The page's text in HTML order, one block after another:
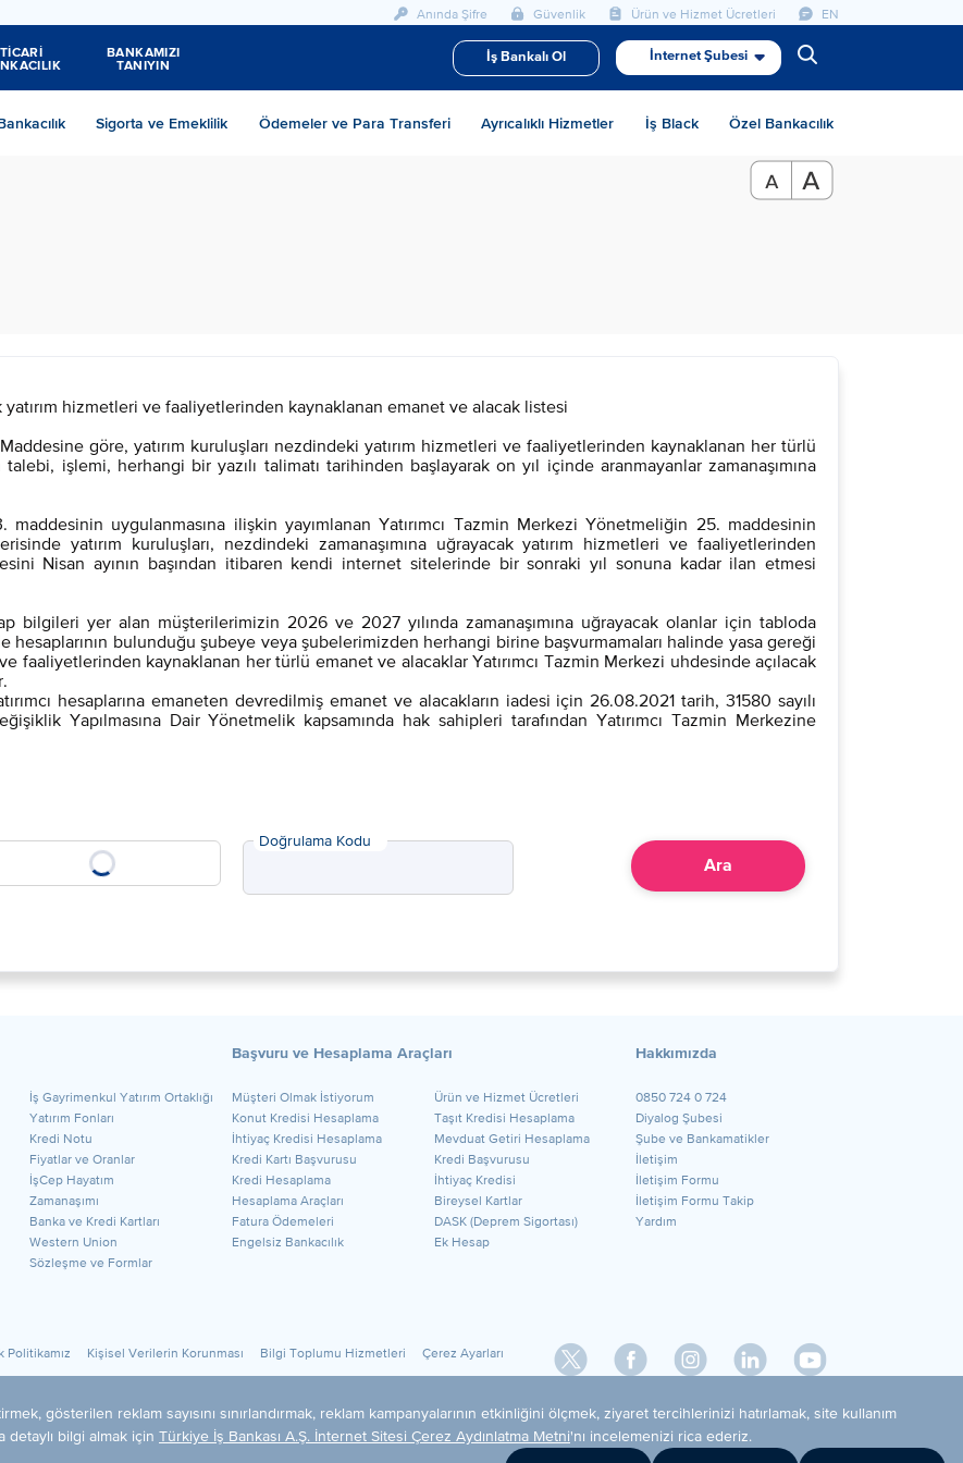
Anında Şifre Güvenlik Ürün ve Hizmet Ücretleri EN
TİCARİ
BANKAMIZI
TANIYIN
İş Bankalı Ol İnternet Şubesi
Sigorta ve Emeklilik Ödemeler ve Para Transferi Ayrıcalıklı Hizmetler İş Black Özel Bankacılık
yatırım hizmetleri ve faaliyetlerinden kaynaklanan emanet ve alacak listesi
Maddesine göre, yatırım kuruluşları nezdindeki yatırım hizmetleri ve faaliyetlerinden kaynaklanan her türlü
işlemi, herhangi bir yazılı talimatı tarihinden başlayarak on yıl içinde aranmayanlar zamanaşımına
maddesinin uygulanmasına ilişkin yayımlanan Yatırımcı Tazmin Merkezi Yönetmeliğin 25. maddesinin
yatırım kuruluşları, nezdindeki zamanaşımına uğrayacak yatırım hizmetleri ve faaliyetlerinden
Nisan ayının başından itibaren kendi internet sitelerinde bir sonraki yıl sonuna kadar ilan etmesi
bilgileri yer alan müşterilerimizin 2026 ve 2027 yılında zamanaşımına uğrayacak olanlar için tabloda
bulunduğu şubeye veya şubelerimizden herhangi birine başvurmamaları halinde yasa gereği
ve faaliyetlerinden kaynaklanan her türlü emanet ve alacaklar Yatırımcı Tazmin Merkezi uhdesinde açılacak
hesaplarına emaneten devredilmiş emanet ve alacakların iadesi için 26.08.2021 tarih, 31580 sayılı
Yapılmasına Dair Yönetmelik kapsamında hak sahipleri tarafından Yatırımcı Tazmin Merkezine
Doğrulama Kodu
Ara
​İş Gayrimenkul Yatırım Ortaklığı
Yatırım Fonları
Kredi Notu
Fiyatlar ve Oranlar
İşCep Hayatım
Zamanaşımı
Banka ve Kredi Kartları
Western Union
Sözleşme ve Formlar
Başvuru ve Hesaplama Araçları
Müşteri Olmak İstiyorum
Ürün ve Hizmet Ücretleri
Konut Kredisi Hesaplama
Taşıt Kredisi Hesaplama
İhtiyaç Kredisi Hesaplama
Mevduat Getiri Hesaplama
Kredi Kartı Başvurusu
Kredi Başvurusu
Kredi Hesaplama
İhtiyaç Kredisi
Hesaplama Araçları
Bireysel Kartlar
Fatura Ödemeleri
DASK (Deprem Sigortası)
Engelsiz Bankacılık
Ek Hesap
Hakkımızda
0850 724 0 724
Diyalog Şubesi
Şube ve Bankamatikler
İletişim
İletişim Formu
İletişim Formu Takip
Yardım
Politikamız Kişisel Verilerin Korunması Bilgi Toplumu Hizmetleri Çerez Ayarları